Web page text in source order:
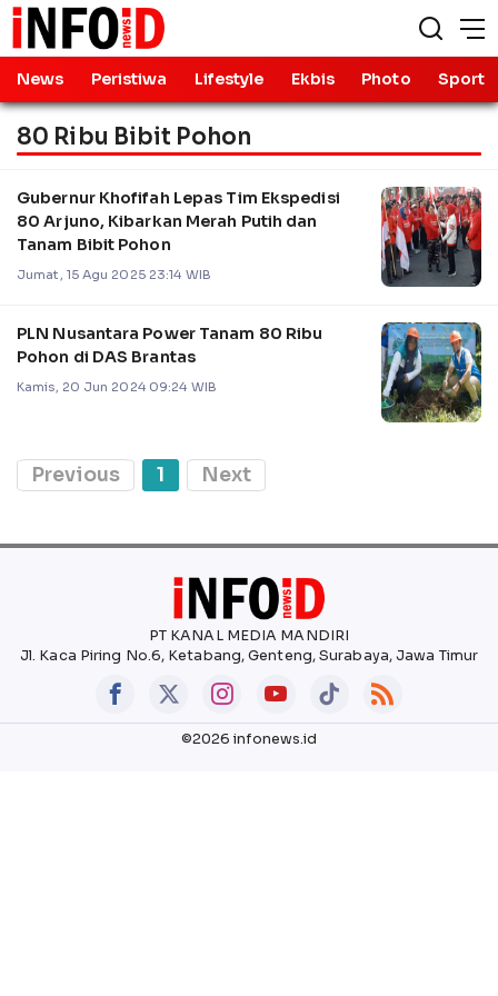
News Peristiwa Lifestyle Ekbis Photo Sport
80 Ribu Bibit Pohon
Gubernur Khofifah Lepas Tim Ekspedisi
80 Arjuno, Kibarkan Merah Putih dan
Tanam Bibit Pohon
Jumat, 15 Agu 2025 23:14 WIB
PLN Nusantara Power Tanam 80 Ribu
Pohon di DAS Brantas
Kamis, 20 Jun 2024 09:24 WIB
Previous 1 Next
PT KANAL MEDIA MANDIRI
Jl. Kaca Piring No.6, Ketabang, Genteng, Surabaya, Jawa Timur
©2026 infonews.id